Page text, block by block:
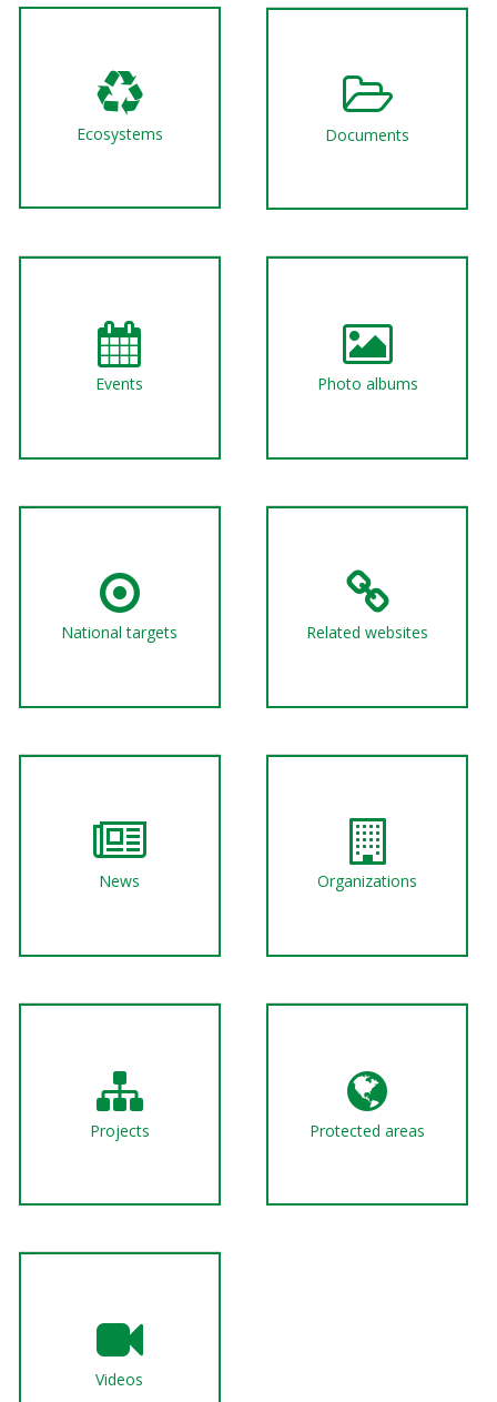
Ecosystems Documents
Events Photo albums
National targets Related websites
News Organizations
Projects Protected areas
Videos